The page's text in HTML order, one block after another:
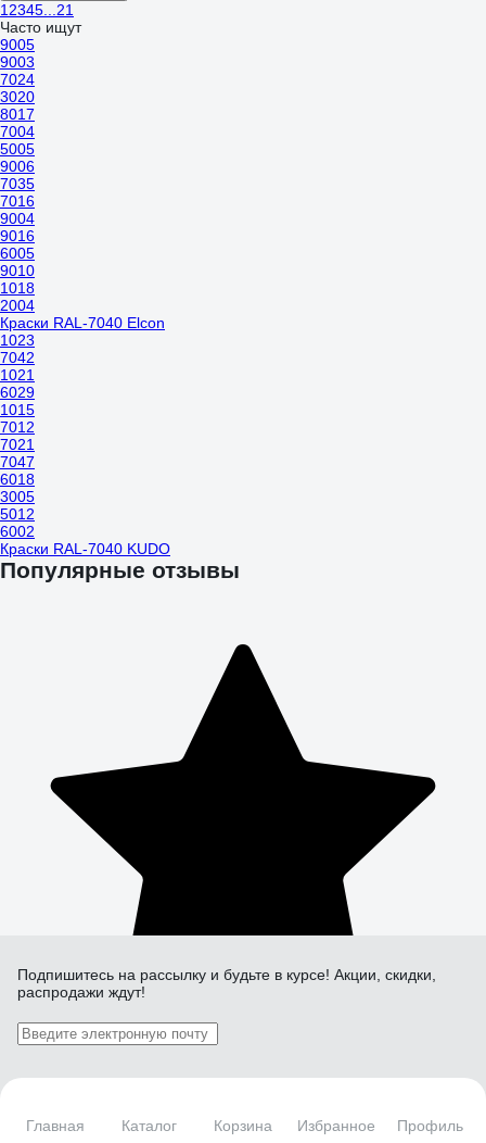
Главная Каталог Корзина Избранное Профиль
1 2345
21
Часто ищут
9005
9003
7024
3020
8017
7004
5005
9006
7035
7016
9004
9016
6005
9010
1018
2004
Краски RAL-7040 Elcon
1023
7042
1021
6029
1015
7012
7021
7047
6018
3005
5012
6002
Краски RAL-7040 KUDO
Популярные отзывы
Подпишитесь на рассылку и будьте в курсе! Акции, скидки,
распродажи ждут!